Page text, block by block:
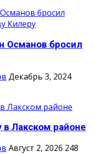
Османов бросил
Декабрь 3, 2024
в Лакском районе
Август 2, 2026 248